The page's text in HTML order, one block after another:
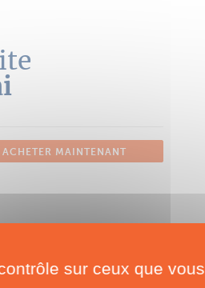
ACHETER MAINTENANT
sur ceux que vous